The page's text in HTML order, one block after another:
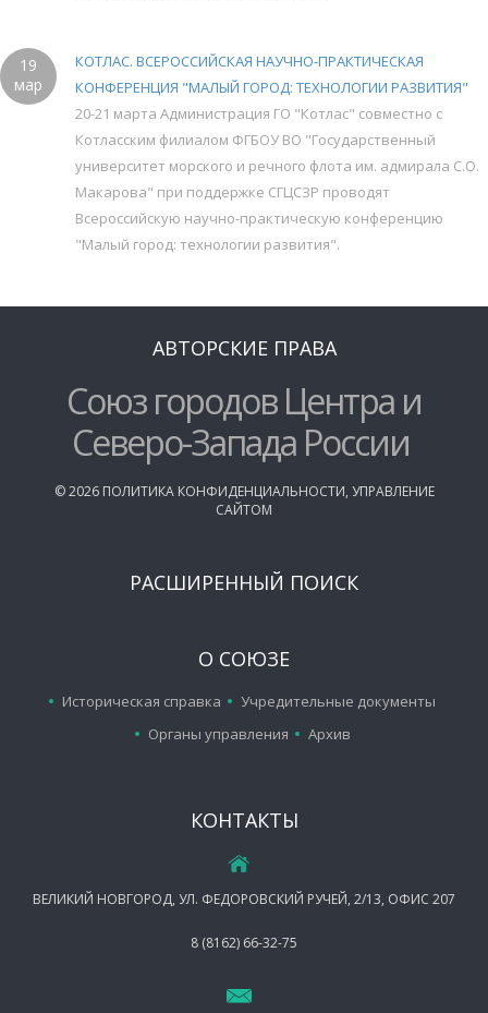
19
мар
КОТЛАС. ВСЕРОССИЙСКАЯ НАУЧНО-ПРАКТИЧЕСКАЯ
КОНФЕРЕНЦИЯ "МАЛЫЙ ГОРОД: ТЕХНОЛОГИИ РАЗВИТИЯ"
20-21 марта Администрация ГО "Котлас" совместно с
Котласским филиалом ФГБОУ ВО "Государственный
университет морского и речного флота им. адмирала С.О.
Макарова" при поддержке СГЦСЗР проводят
Всероссийскую научно-практическую конференцию
"Малый город: технологии развития".
АВТОРСКИЕ ПРАВА
Союз городов Центра и
Северо-Запада России
©2026 ПОЛИТИКА КОНФИДЕНЦИАЛЬНОСТИ, УПРАВЛЕНИЕ
САЙТОМ
РАСШИРЕННЫЙ ПОИСК
О СОЮЗЕ
Историческая справка
Учредительные документы
Органы управления
Архив
КОНТАКТЫ
ВЕЛИКИЙ НОВГОРОД, УЛ. ФЕДОРОВСКИЙ РУЧЕЙ, 2/13, ОФИС 207
8 (8162) 66-32-75